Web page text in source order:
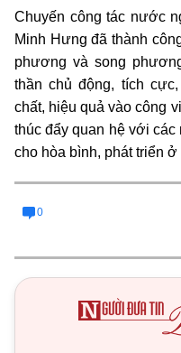
Chuyến công tác nước
Minh Hưng đã thành
phương và song
thần chủ động, tích
chất, hiệu quả vào công
thúc đẩy quan hệ với
cho hòa bình, phát triển
0